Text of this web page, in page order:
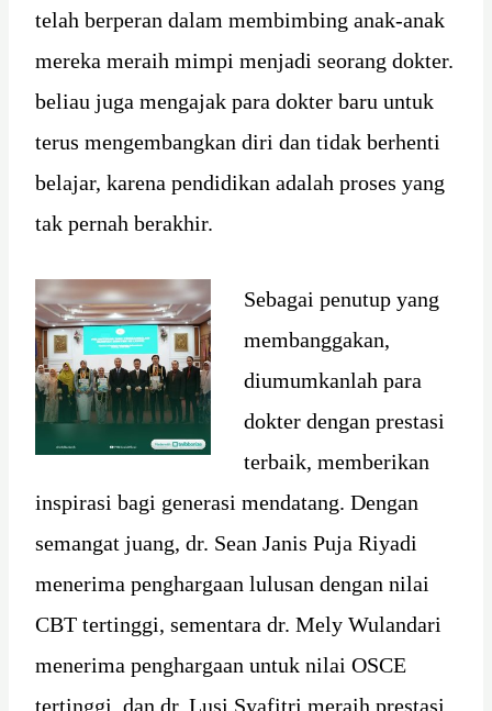
telah berperan dalam membimbing anak-anak
mereka meraih mimpi menjadi seorang dokter.
beliau juga mengajak para dokter baru untuk
terus mengembangkan diri dan tidak berhenti
belajar, karena pendidikan adalah proses yang
tak pernah berakhir.
Sebagai penutup yang
membanggakan,
diumumkanlah para
dokter dengan prestasi
terbaik, memberikan
inspirasi bagi generasi mendatang. Dengan
semangat juang, dr. Sean Janis Puja Riyadi
menerima penghargaan lulusan dengan nilai
CBT tertinggi, sementara dr. Mely Wulandari
menerima penghargaan untuk nilai OSCE
tertinggi, dan dr. Lusi Syafitri meraih prestasi